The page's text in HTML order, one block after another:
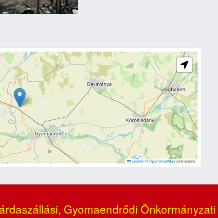
Leaflet |©OpenStreetMapcontributors
Gyomaendrődi